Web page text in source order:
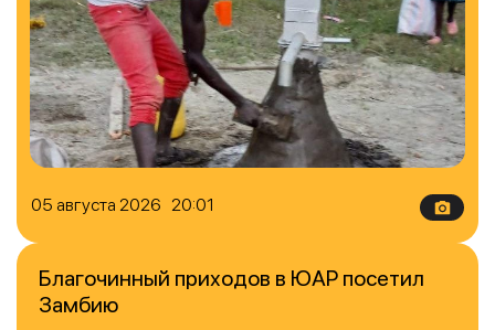
05 августа 2026 20:01
Благочинный приходов в ЮАР посетил
Замбию